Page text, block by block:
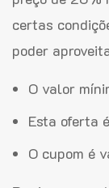
certas
poder
O valor
Esta oferta
O cupom é